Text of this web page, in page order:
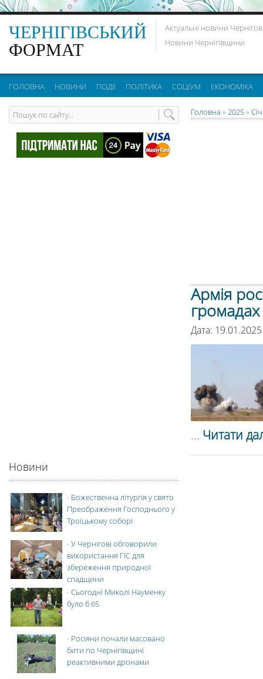
ЧЕРНІГІВСЬКИЙ
ФОРМАТ
Актуальні новини
Новини Чернігівщини
ГОЛОВНА НОВИНИ ПОДІЇ ПОЛІТИКА СОЦІУМ ЕКОНОМІКА
Головна » 2025»
Армія
Дата:
... Читати
Новини
- Божественна літургія у свято
Преображення Господнього у
Троїцькому соборі
-У Чернігові обговорили
використання ГІС для
збереження природної
спадщини
-Сьогодні Миколі Науменку
було б 65
- Росіяни почали масовано
бити по Чернігівщині
реактивними дронами